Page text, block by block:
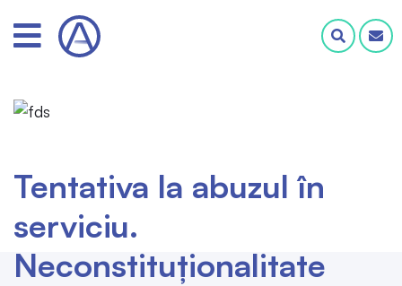
Tentativa la abuzul în
serviciu.
Neconstituționalitate